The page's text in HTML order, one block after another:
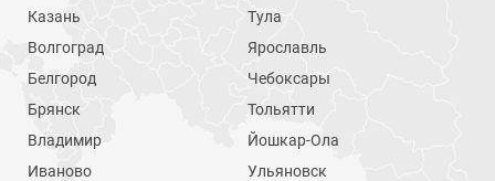
Казань
Волгоград
Белгород
Брянск
Владимир
Иваново
Тула
Ярославль
Чебоксары
Тольятти
Йошкар-Ола
Ульяновск